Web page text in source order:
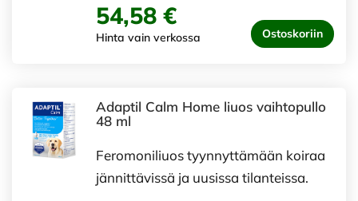
54,58 €
Hinta vain verkossa Ostoskoriin
Adaptil Calm Home liuos vaihtopullo
48 ml
Feromoniliuos tyynnyttämään koiraa
jännittävissä ja uusissa tilanteissa.